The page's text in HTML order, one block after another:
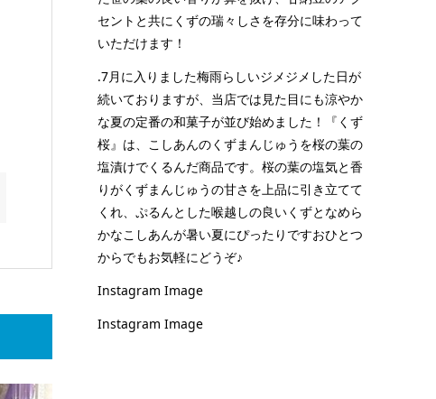
セントと共にくずの瑞々しさを存分に味わって
いただけます！
.7月に入りました梅雨らしいジメジメした日が
続いておりますが、当店では見た目にも涼やか
な夏の定番の和菓子が並び始めました！『くず
桜』は、こしあんのくずまんじゅうを桜の葉の
塩漬けでくるんだ商品です。桜の葉の塩気と香
りがくずまんじゅうの甘さを上品に引き立てて
くれ、ぷるんとした喉越しの良いくずとなめら
かなこしあんが暑い夏にぴったりですおひとつ
からでもお気軽にどうぞ♪
Instagram Image
Instagram Image